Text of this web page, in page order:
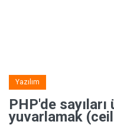
Yazılım
PHP'de
yuvarlamak